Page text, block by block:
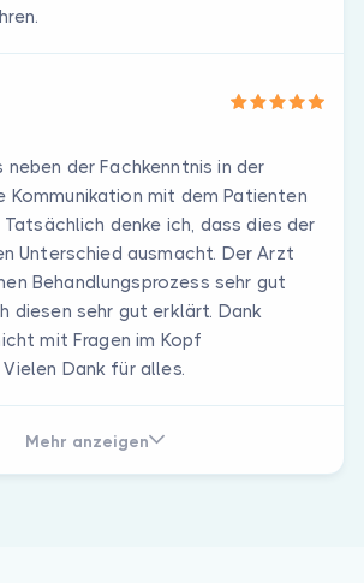
neben der Fachkenntnis in der
Kommunikation mit dem Patienten
denke ich, dass dies der
Unterschied ausmacht. Der Arzt
Behandlungsprozess sehr gut
diesen sehr gut erklärt. Dank
mit Fragen im Kopf
Dank für alles.
Mehr anzeigen